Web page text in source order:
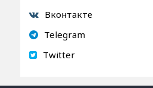
Вконтакте
Telegram
Twitter